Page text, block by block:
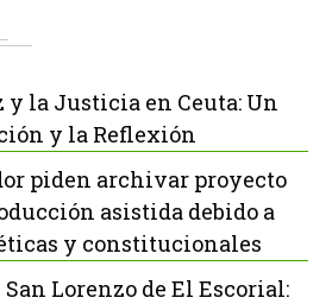
la Justicia en Ceuta: Un
y la Reflexión
piden archivar proyecto
asistida debido a
y constitucionales
Lorenzo de El Escorial: